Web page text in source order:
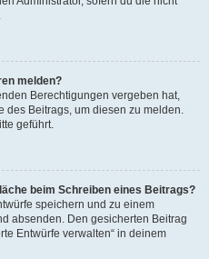
melden?
Berechtigungen vergeben hat,
des Beitrags, um diesen zu melden.
geführt.
beim Schreiben eines Beitrags?
speichern und zu einem
absenden. Den gesicherten Beitrag
Entwürfe verwalten“ in deinem